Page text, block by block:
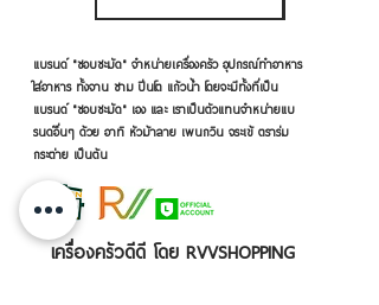
แบรนด์ "ชอบชะมัด" จำหน่ายเครื่องครัว อุปกรณ์ทำอาหาร
ใส่อาหาร ทั้งจาน ชาม ปิ่นโต แก้วน้ำ โดยจะมีทั้งที่เป็น
แบรนด์ "ชอบชะมัด" เอง และ เราเป็นตัวแทนจำหน่ายแบ
รนด์อื่นๆ ด้วย อาทิ หัวม้าลาย เพนกวิน จระเข้ ตราร่ม
กระต่าย เป็นต้น
เครื่องครัวดีดี โดย RVVSHOPPING